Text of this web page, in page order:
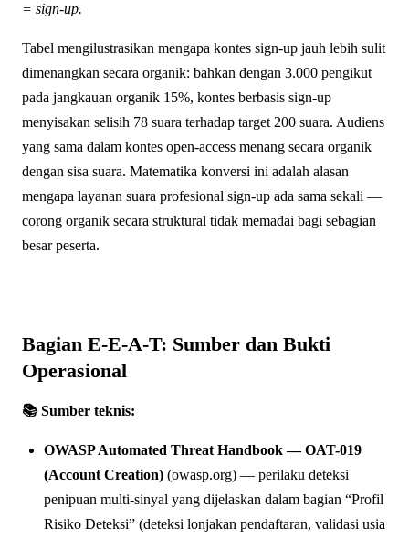
= sign-up.
Tabel mengilustrasikan mengapa kontes sign-up jauh lebih sulit
dimenangkan secara organik: bahkan dengan 3.000 pengikut
pada jangkauan organik 15%, kontes berbasis sign-up
menyisakan selisih 78 suara terhadap target 200 suara. Audiens
yang sama dalam kontes open-access menang secara organik
dengan sisa suara. Matematika konversi ini adalah alasan
mengapa layanan suara profesional sign-up ada sama sekali —
corong organik secara struktural tidak memadai bagi sebagian
besar peserta.
Bagian E-E-A-T: Sumber dan Bukti
Operasional
📚 Sumber teknis:
OWASP Automated Threat Handbook — OAT-019
(Account Creation) (owasp.org) — perilaku deteksi
penipuan multi-sinyal yang dijelaskan dalam bagian “Profil
Risiko Deteksi” (deteksi lonjakan pendaftaran, validasi usia